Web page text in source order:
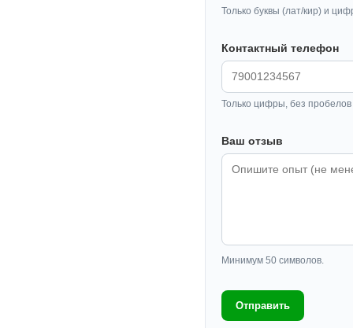
Только буквы (лат/кир) и
Контактный телефон
Только цифры, без
Ваш отзыв
Минимум 50 символов.
Отправить